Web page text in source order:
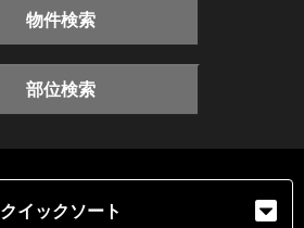
物件検索
部位検索
クイックソート